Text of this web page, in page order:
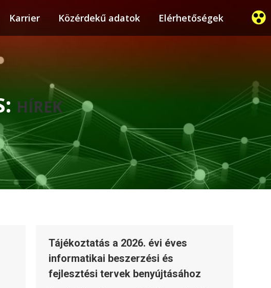
Karrier Közérdekű adatok Elérhetőségek
HÍREK
Tájékoztatás a 2026. évi éves
informatikai beszerzési és
fejlesztési tervek benyújtásához
Karrier Közérdekű adatok Elérhetőségek